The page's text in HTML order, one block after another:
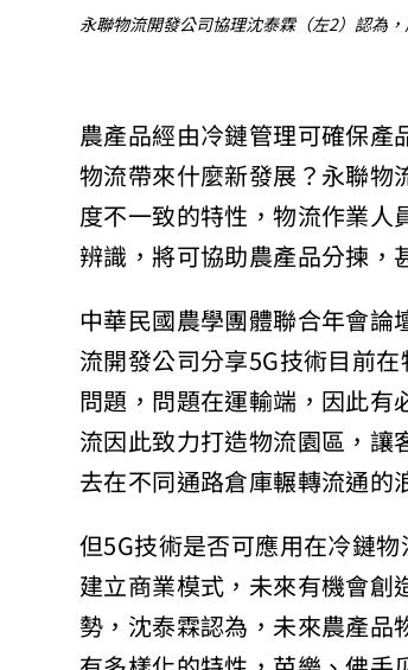
永聯物流開發公司協理沈泰霖（左2）認為
農產品經由冷鏈管理可確保
物流帶來什麼新發展？永聯
度不一致的特性，物流作業
辨識，將可協助農產品分揀，
中華民國農學團體聯合年會
流開發公司分享5G技術目前
問題，問題在運輸端，因此
流因此致力打造物流園區，
去在不同通路倉庫輾轉流通
但5G技術是否可應用在冷鏈
建立商業模式，未來有機會
勢，沈泰霖認為，未來農產